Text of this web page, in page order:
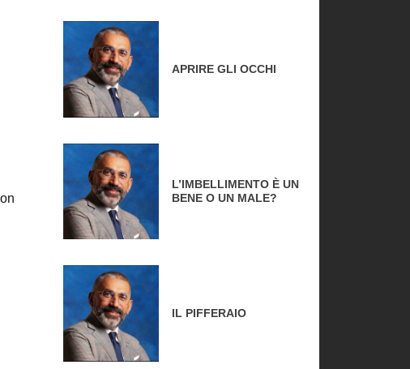
APRIRE GLI OCCHI
L’IMBELLIMENTO È UN
BENE O UN MALE?
IL PIFFERAIO